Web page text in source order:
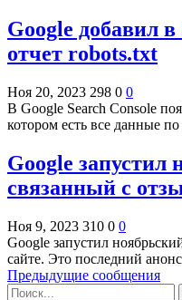
Google добавил
отчет robots.txt
Ноя 20, 2023 298 0 0
В Google Search Console
котором есть все данные
Google запустил
связанный с
Ноя 9, 2023 310 0 0
Google запустил
сайте. Это последний
Предыдущие сообщения